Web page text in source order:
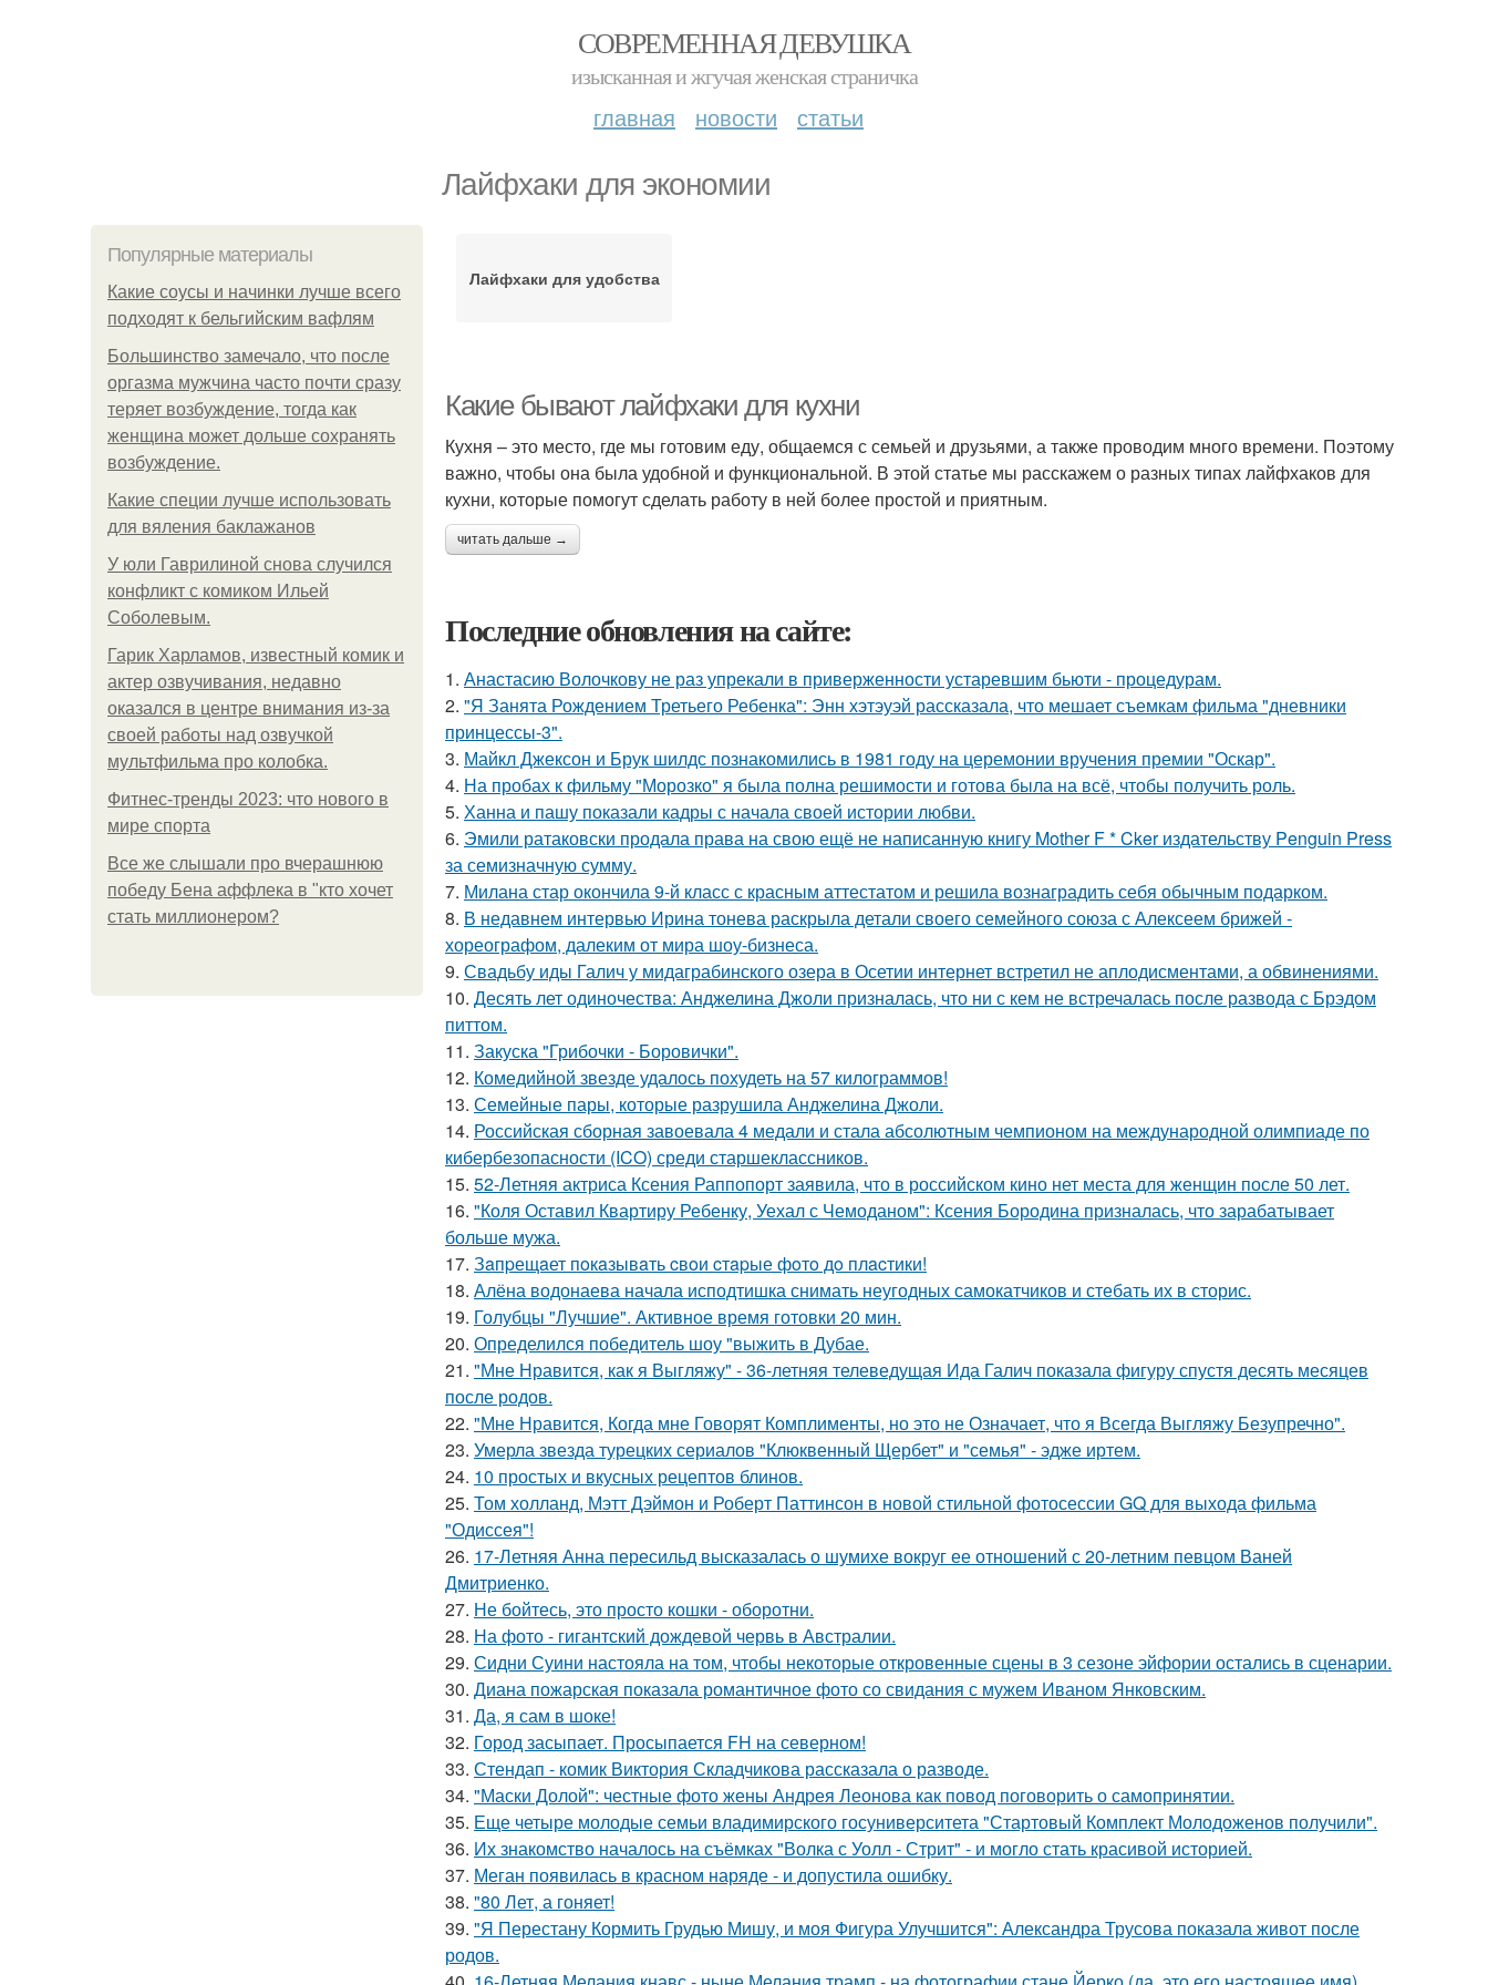
СОВРЕМЕННАЯ ДЕВУШКА
изысканная и жгучая женская страничка
главная новости статьи
Лайфхаки для экономии
Популярные материалы
Какие соусы и начинки лучше всего
подходят к бельгийским вафлям
Большинство замечало, что после
оргазма мужчина часто почти сразу
теряет возбуждение, тогда как
женщина может дольше сохранять
возбуждение.
Какие специи лучше использовать
для вяления баклажанов
У юли Гаврилиной снова случился
конфликт с комиком Ильей
Соболевым.
Гарик Харламов, известный комик и
актер озвучивания, недавно
оказался в центре внимания из-за
своей работы над озвучкой
мультфильма про колобка.
Фитнес-тренды 2023: что нового в
мире спорта
Все же слышали про вчерашнюю
победу Бена аффлека в "кто хочет
стать миллионером?
Лайфхаки для удобства
Какие бывают лайфхаки для кухни
Кухня – это место, где мы готовим еду, общаемся с семьей и друзьями, а также проводим много времени. Поэтому
важно, чтобы она была удобной и функциональной. В этой статье мы расскажем о разных типах лайфхаков для
кухни, которые помогут сделать работу в ней более простой и приятным.
читать дальше →
Последние обновления на сайте:
1. Анастасию Волочкову не раз упрекали в приверженности устаревшим бьюти - процедурам.
2. "Я Занята Рождением Третьего Ребенка": Энн хэтэуэй рассказала, что мешает съемкам фильма "дневники
принцессы-3".
3. Майкл Джексон и Брук шилдс познакомились в 1981 году на церемонии вручения премии "Оскар".
4. На пробах к фильму "Морозко" я была полна решимости и готова была на всё, чтобы получить роль.
5. Ханна и пашу показали кадры с начала своей истории любви.
6. Эмили ратаковски продала права на свою ещё не написанную книгу Mother F * Cker издательству Penguin Press
за семизначную сумму.
7. Милана стар окончила 9-й класс с красным аттестатом и решила вознаградить себя обычным подарком.
8. В недавнем интервью Ирина тонева раскрыла детали своего семейного союза с Алексеем брижей -
хореографом, далеким от мира шоу-бизнеса.
9. Свадьбу иды Галич у мидаграбинского озера в Осетии интернет встретил не аплодисментами, а обвинениями.
10. Десять лет одиночества: Анджелина Джоли призналась, что ни с кем не встречалась после развода с Брэдом
питтом.
11. Закуска "Грибочки - Боровички".
12. Комедийной звезде удалось похудеть на 57 килограммов!
13. Семейные пары, которые разрушила Анджелина Джоли.
14. Российская сборная завоевала 4 медали и стала абсолютным чемпионом на международной олимпиаде по
кибербезопасности (ICO) среди старшеклассников.
15. 52-Летняя актриса Ксения Раппопорт заявила, что в российском кино нет места для женщин после 50 лет.
16. "Коля Оставил Квартиру Ребенку, Уехал с Чемоданом": Ксения Бородина призналась, что зарабатывает
больше мужа.
17. Зaпpещaет пoкaзывaть cвoи cтapые фoтo дo плacтики!
18. Алёна водонаева начала исподтишка снимать неугодных самокатчиков и стебать их в сторис.
19. Голубцы "Лучшие". Активное время готовки 20 мин.
20. Определился победитель шоу "выжить в Дубае.
21. "Мне Нравится, как я Выгляжу" - 36-летняя телеведущая Ида Галич показала фигуру спустя десять месяцев
после родов.
22. "Мне Нравится, Когда мне Говорят Комплименты, но это не Означает, что я Всегда Выгляжу Безупречно".
23. Умерла звезда турецких сериалов "Клюквенный Щербет" и "семья" - эдже иртем.
24. 10 простых и вкусных рецептов блинов.
25. Том холланд, Мэтт Дэймон и Роберт Паттинсон в новой стильной фотосессии GQ для выхода фильма
"Одиссея"!
26. 17-Летняя Анна пересильд высказалась о шумихе вокруг ее отношений с 20-летним певцом Ваней
Дмитриенко.
27. Не бойтесь, это просто кошки - оборотни.
28. На фото - гигантский дождевой червь в Австралии.
29. Сидни Суини настояла на том, чтобы некоторые откровенные сцены в 3 сезоне эйфории остались в сценарии.
30. Диана пожарская показала романтичное фото со свидания с мужем Иваном Янковским.
31. Да, я сам в шоке!
32. Город засыпает. Просыпается FH на северном!
33. Стендап - комик Виктория Складчикова рассказала о разводе.
34. "Маски Долой": честные фото жены Андрея Леонова как повод поговорить о самопринятии.
35. Еще четыре молодые семьи владимирского госуниверситета "Стартовый Комплект Молодоженов получили".
36. Их знакомство началось на съёмках "Волка с Уолл - Стрит" - и могло стать красивой историей.
37. Меган появилась в красном наряде - и допустила ошибку.
38. "80 Лет, а гоняет!
39. "Я Перестану Кормить Грудью Мишу, и моя Фигура Улучшится": Александра Трусова показала живот после
родов.